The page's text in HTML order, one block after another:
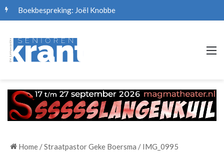
Boekbespreking: Joël Knobbe
Home /Straatpastor Geke Boersma / IMG_0995